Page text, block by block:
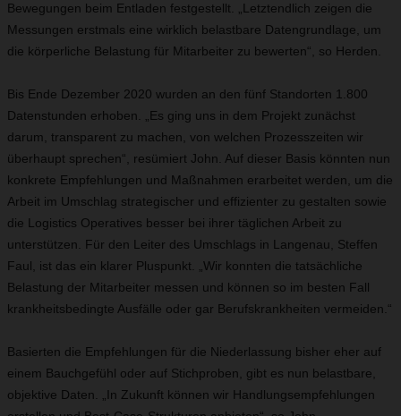
Bewegungen beim Entladen festgestellt. „Letztendlich zeigen die
Messungen erstmals eine wirklich belastbare Datengrundlage, um
die körperliche Belastung für Mitarbeiter zu bewerten“, so Herden.
Bis Ende Dezember 2020 wurden an den fünf Standorten 1.800
Datenstunden erhoben. „Es ging uns in dem Projekt zunächst
darum, transparent zu machen, von welchen Prozesszeiten wir
überhaupt sprechen“, resümiert John. Auf dieser Basis könnten nun
konkrete Empfehlungen und Maßnahmen erarbeitet werden, um die
Arbeit im Umschlag strategischer und effizienter zu gestalten sowie
die Logistics Operatives besser bei ihrer täglichen Arbeit zu
unterstützen. Für den Leiter des Umschlags in Langenau, Steffen
Faul, ist das ein klarer Pluspunkt. „Wir konnten die tatsächliche
Belastung der Mitarbeiter messen und können so im besten Fall
krankheitsbedingte Ausfälle oder gar Berufskrankheiten vermeiden.“
Basierten die Empfehlungen für die Niederlassung bisher eher auf
einem Bauchgefühl oder auf Stichproben, gibt es nun belastbare,
objektive Daten. „In Zukunft können wir Handlungsempfehlungen